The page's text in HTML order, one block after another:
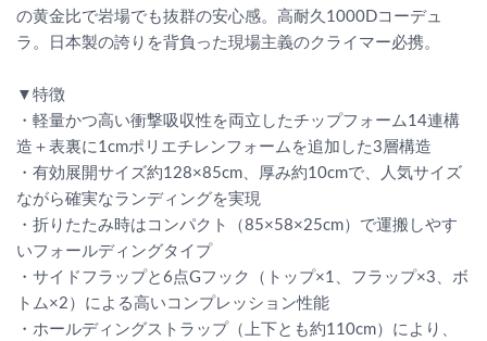
の黄金比で岩場でも抜群の安心感。高耐久1000Dコーデュ
ラ。日本製の誇りを背負った現場主義のクライマー必携。
▼特徴
・軽量かつ高い衝撃吸収性を両立したチップフォーム14連構
造＋表裏に1cmポリエチレンフォームを追加した3層構造
・有効展開サイズ約128×85cm、厚み約10cmで、人気サイズ
ながら確実なランディングを実現
・折りたたみ時はコンパクト（85×58×25cm）で運搬しやす
いフォールディングタイプ
・サイドフラップと6点Gフック（トップ×1、フラップ×3、ボ
トム×2）による高いコンプレッション性能
・ホールディングストラップ（上下とも約110cm）により、